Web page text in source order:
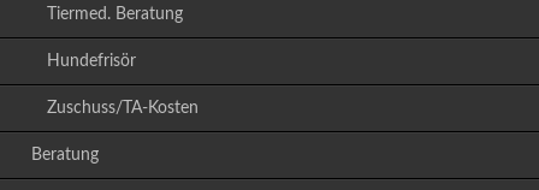
Tiermed. Beratung
Hundefrisör
Zuschuss/TA-Kosten
Beratung